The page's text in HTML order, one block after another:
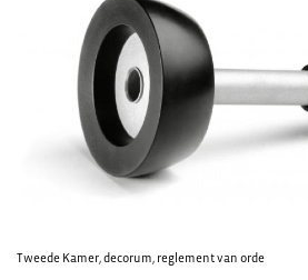
Tweede Kamer,decorum, reglement van orde